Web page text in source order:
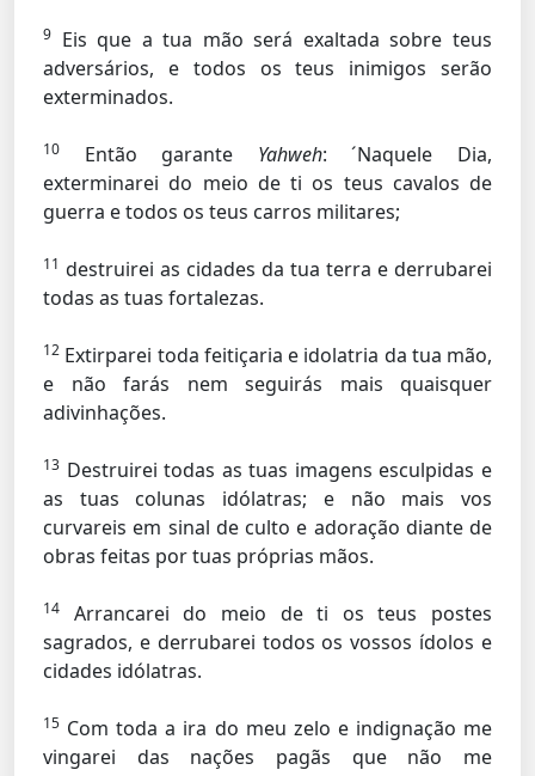
9 Eis que a tua mão será exaltada sobre teus
adversários, e todos os teus inimigos serão
exterminados.
10 Então garante Yahweh: ´Naquele Dia,
exterminarei do meio de ti os teus cavalos de
guerra e todos os teus carros militares;
11 destruirei as cidades da tua terra e derrubarei
todas as tuas fortalezas.
12 Extirparei toda feitiçaria e idolatria da tua mão,
e não farás nem seguirás mais quaisquer
adivinhações.
13 Destruirei todas as tuas imagens esculpidas e
as tuas colunas idólatras; e não mais vos
curvareis em sinal de culto e adoração diante de
obras feitas por tuas próprias mãos.
14
Arrancarei do meio de ti os teus postes
sagrados, e derrubarei todos os vossos ídolos e
cidades idólatras.
15 Com toda a ira do meu zelo e indignação me
vingarei das nações pagãs que não me